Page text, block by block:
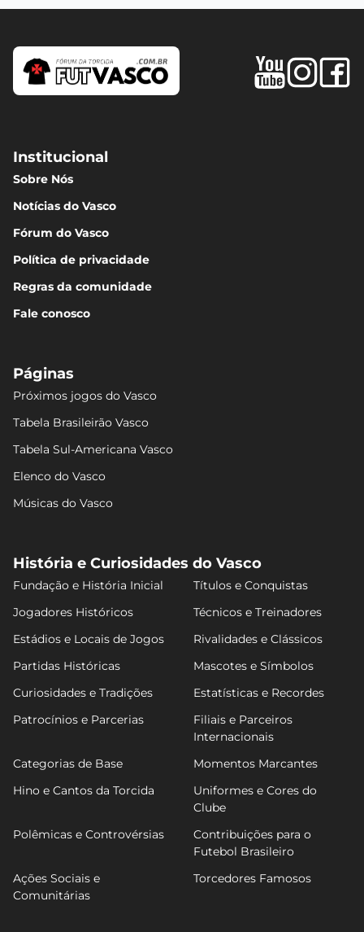
Institucional
Sobre Nós
Notícias do Vasco
Fórum do Vasco
Política de privacidade
Regras da comunidade
Fale conosco
Páginas
Próximos jogos do Vasco
Tabela Brasileirão Vasco
Tabela Sul-Americana Vasco
Elenco do Vasco
Músicas do Vasco
História e Curiosidades do Vasco
Fundação e História Inicial
Títulos e Conquistas
Jogadores Históricos
Técnicos e Treinadores
Estádios e Locais de Jogos
Rivalidades e Clássicos
Partidas Históricas
Mascotes e Símbolos
Curiosidades e Tradições
Estatísticas e Recordes
Patrocínios e Parcerias
Filiais e Parceiros
Internacionais
Categorias de Base
Momentos Marcantes
Hino e Cantos da Torcida
Uniformes e Cores do
Clube
Polêmicas e Controvérsias
Contribuições para o
Futebol Brasileiro
Ações Sociais e
Comunitárias
Torcedores Famosos